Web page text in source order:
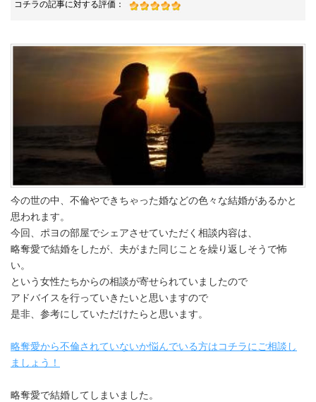
コチラの記事に対する評価：
今の世の中、不倫やできちゃった婚などの色々な結婚があるかと
思われます。
今回、ポヨの部屋でシェアさせていただく相談内容は、
略奪愛で結婚をしたが、夫がまた同じことを繰り返しそうで怖
い。
という女性たちからの相談が寄せられていましたので
アドバイスを行っていきたいと思いますので
是非、参考にしていただけたらと思います。
略奪愛から不倫されていないか悩んでいる方はコチラにご相談し
ましょう！
略奪愛で結婚してしまいました。